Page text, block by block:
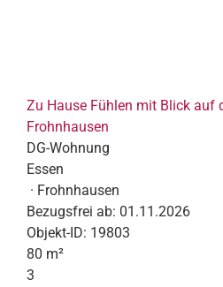
Zu Hause Fühlen mit Blick auf
Frohnhausen
DG-Wohnung
Essen
· Frohnhausen
Bezugsfrei ab: 01.11.2026
Objekt-ID: 19803
80 m²
3